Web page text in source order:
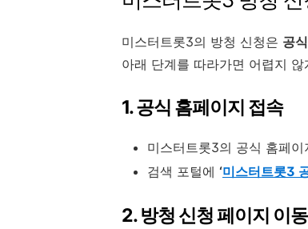
미스터트롯3의 방청 신청은 공
아래 단계를 따라가면 어렵지
1. 공식 홈페이지 접속
미스터트롯3의 공식 홈페
검색 포털에 ‘미스터트롯3
2. 방청 신청 페이지 이동